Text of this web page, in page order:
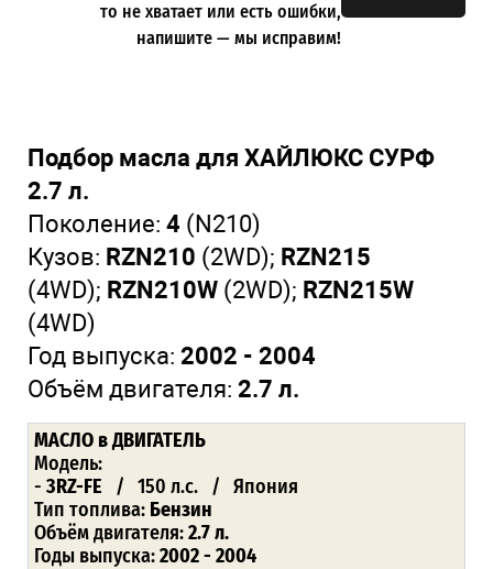
то не хватает или есть ошибки,
напишите — мы исправим!
Подбор масла для ХАЙЛЮКС СУРФ
2.7 л.
Поколение: 4 (N210)
Кузов: RZN210 (2WD); RZN215
(4WD); RZN210W (2WD); RZN215W
(4WD)
Год выпуска: 2002 - 2004
Объём двигателя: 2.7 л.
МАСЛО в ДВИГАТЕЛЬ
Модель:
- 3RZ-FE / 150 л.с. / Япония
Тип топлива: Бензин
Объём двигателя:2.7 л.
Годы выпуска:2002 - 2004